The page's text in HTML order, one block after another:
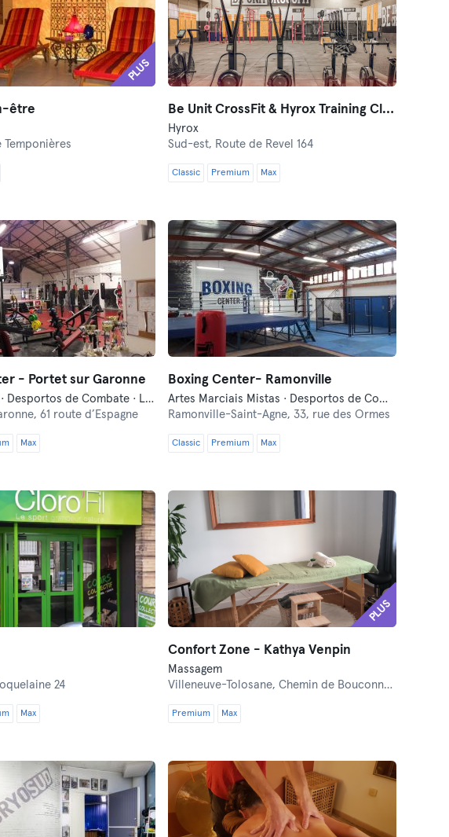
PLUS
être
Temponières
Be Unit CrossFit & Hyrox Training Club
Hyrox
Sud-est, Route de Revel 164
Classic Premium Max
- Portet sur Garonne
Crosstraining · Desportos de Combate · Luta Livre
61 route d’Espagne
Max
Boxing Center- Ramonville
Artes Marciais Mistas · Desportos de Combate · Fitness · Luta Livre
Ramonville-Saint-Agne,33, rue des Ormes
Classic Premium Max
24
Max
PLUS
Confort Zone - Kathya Venpin
Massagem
Villeneuve-Tolosane,Chemin de Bouconne 16
Premium Max